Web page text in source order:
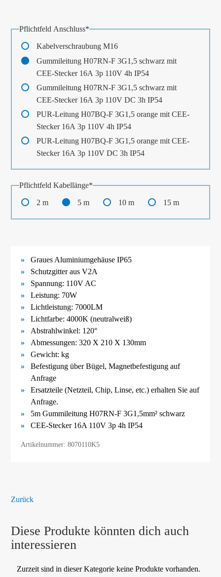
Pflichtfeld Anschluss*
Kabelverschraubung M16
Gummileitung H07RN-F 3G1,5 schwarz mit
CEE-Stecker 16A 3p 110V 4h IP54
Gummileitung H07RN-F 3G1,5 schwarz mit
CEE-Stecker 16A 3p 110V DC 3h IP54
PUR-Leitung H07BQ-F 3G1,5 orange mit CEE-
Stecker 16A 3p 110V 4h IP54
PUR-Leitung H07BQ-F 3G1,5 orange mit CEE-
Stecker 16A 3p 110V DC 3h IP54
PflichtfeldKabellänge*
2 m 5 m 10 m 15 m
Graues Aluminiumgehäuse IP65
Schutzgitter aus V2A
Spannung: 110V AC
Leistung: 70W
Lichtleistung: 7000LM
Lichtfarbe: 4000K (neutralweiß)
Abstrahlwinkel: 120°
Abmessungen:320 X 210 X 130mm
Gewicht:kg
Befestigung über Bügel,Magnetbefestigung auf
Anfrage
Ersatzteile (Netzteil, Chip, Linse, etc.) erhalten Sie auf
Anfrage.
5m Gummileitung H07RN-F 3G1,5mm² schwarz
CEE-Stecker 16A 110V 3p 4h IP54
Artikelnummer: 8070110K5
Zurück
Diese Produkte könnten dich auch
interessieren
Zurzeit sind in dieser Kategorie keine Produkte vorhanden.